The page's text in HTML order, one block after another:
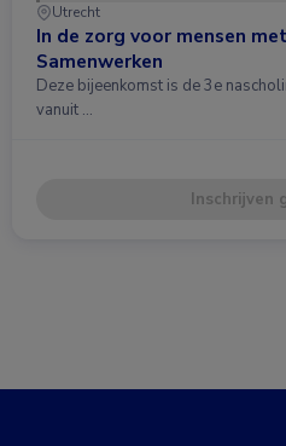
Utrecht
In de zorg voor mensen
Samenwerken
Deze bijeenkomst is de 3e
vanuit …
Inschrijven